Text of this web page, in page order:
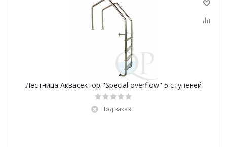
Лестница Аквасектор "Special overflow" 5 ступеней
Под заказ